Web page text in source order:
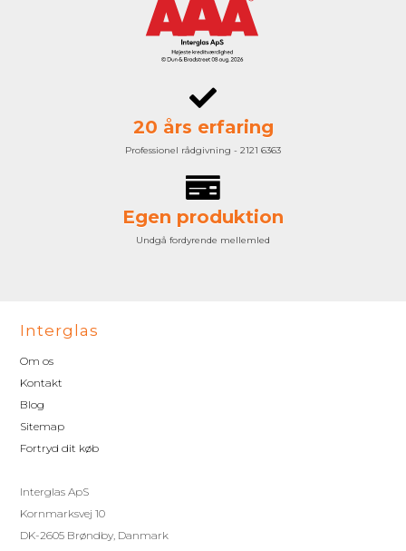
20 års erfaring
Professionel rådgivning - 2121 6363
Egen produktion
Undgå fordyrende mellemled
Interglas
Om os
Kontakt
Blog
Sitemap
Fortryd dit køb
Interglas ApS
Kornmarksvej 10
DK-2605 Brøndby, Danmark